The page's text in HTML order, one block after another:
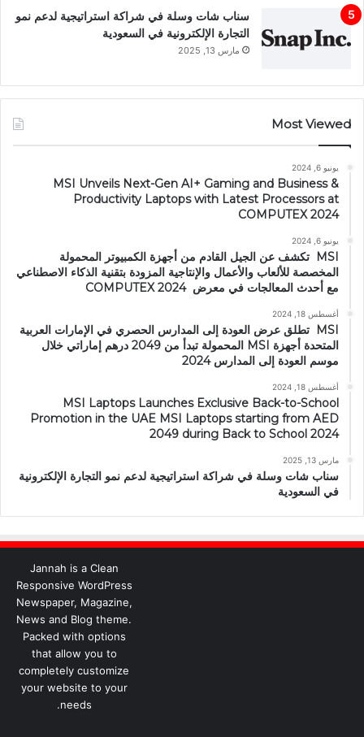
سناب شات وسلة في شراكة استراتيجية لدعم نمو
التجارة الإلكترونية في السعودية
مارس 13, 2025
Most Viewed
يونيو 6, 2024
MSI Unveils Next-Gen AI+ Gaming and Business &
Productivity Laptops with Latest Processors at
COMPUTEX 2024
يونيو 6, 2024
MSI تكشف عن الجيل القادم من أجهزة الكمبيوتر المحمولة
المخصصة للألعاب والأعمال والإنتاجية المزودة بتقنية الذكاء الاصطناعي
مع أحدث المعالجات في معرض COMPUTEX 2024
أغسطس 18, 2024
MSI تطلق عرض العودة إلى المدارس الحصري في الإمارات العربية
المتحدة أجهزة MSI المحمولة تبدأ من 2049 درهم إماراتي خلال
موسم العودة إلى المدارس 2024
أغسطس 18, 2024
MSI Laptops Launches Exclusive Back-to-School
Promotion in the UAE MSI Laptops starting from AED
2049 during Back to School 2024
مارس 13, 2025
سناب شات وسلة في شراكة استراتيجية لدعم نمو التجارة الإلكترونية
في السعودية
Jannah is a Clean
Responsive WordPress
Newspaper, Magazine,
News and Blog theme.
Packed with options
that allow you to
completely customize
your website to your
needs.